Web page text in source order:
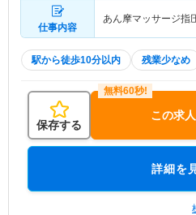
仕事内容
あん摩マッサージ指
駅から徒歩10分以内 残業少なめ
保存する
この求
詳細を